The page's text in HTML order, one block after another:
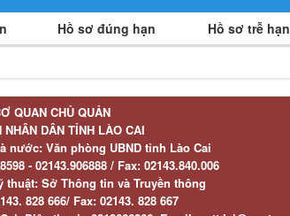
Hồ sơ đúng hạn Hồ sơ trễ hạn
QUAN CHỦ QUẢN
NHÂN DÂN TỈNH LÀO CAI
nước: Văn phòng UBND tỉnh Lào Cai
- 02143.906888 / Fax:02143.840.006
thuật: Sở Thông tin và Truyền thông
828 666/ Fax:02143. 828 667